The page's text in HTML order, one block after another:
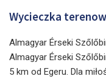
Wycieczka
Almagyar Érseki
Almagyar Érseki
5 km od Egeru. Dla